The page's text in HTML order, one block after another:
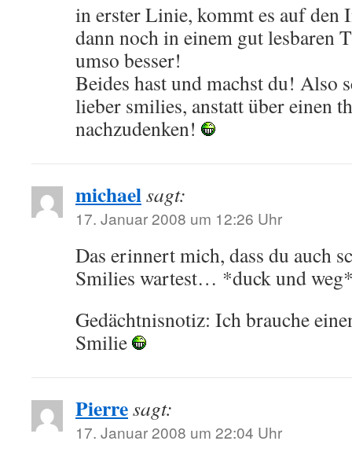
in erster Linie, kommt es auf den
dann noch in einem gut lesbaren
umso besser!
Beides hast und machst du! Also
lieber smilies, anstatt über einen
nachzudenken!
michaelsagt:
17. Januar 2008 um 12:26 Uhr
Das erinnert mich, dass du auch
Smilies wartest… *duck und
Gedächtnisnotiz: Ich brauche
Smilie
Pierresagt:
17. Januar 2008 um 22:04 Uhr